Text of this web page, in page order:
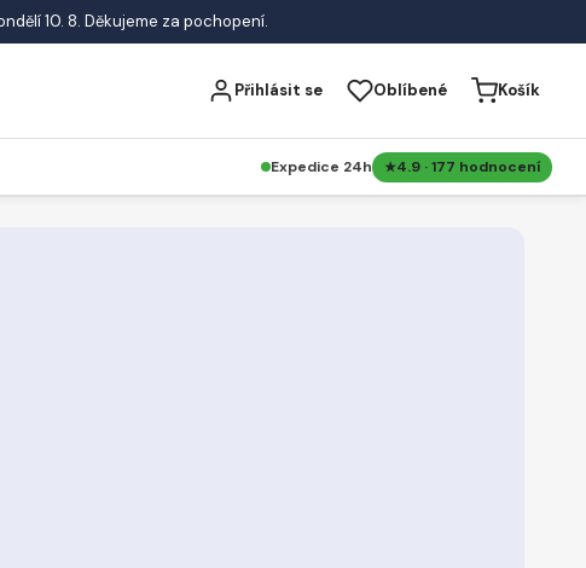
10. 8. Děkujeme za pochopení.
Přihlásit se Oblíbené Košík
Expedice 24h 4.9 · 177 hodnocení